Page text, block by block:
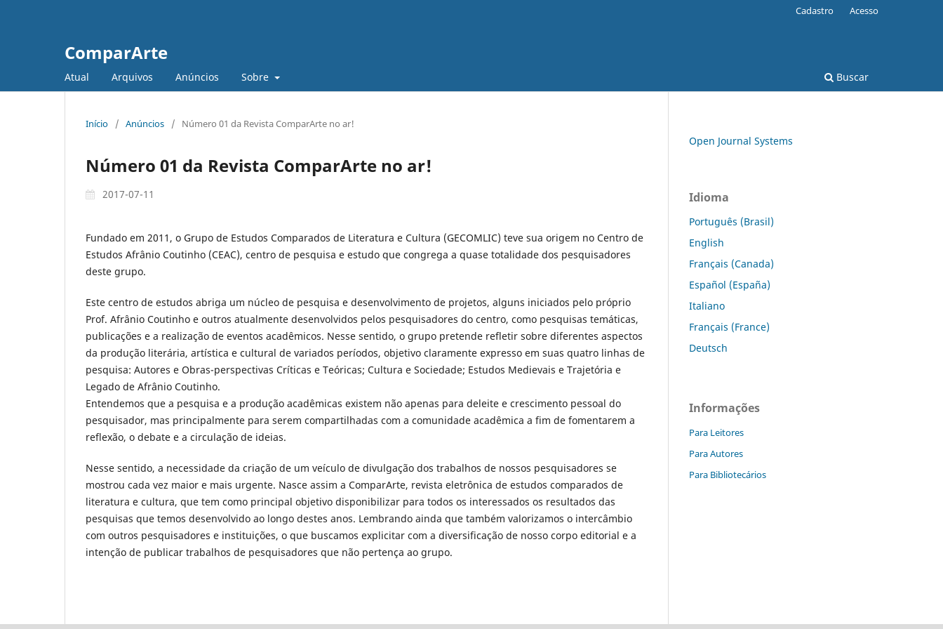
ComparArte
Atual Arquivos Anúncios Sobre Buscar
Cadastro Acesso
Início / Anúncios / Número 01 da Revista ComparArte no ar!
Número 01 da Revista ComparArte no ar!
2017-07-11
Fundado em 2011, o Grupo de Estudos Comparados de Literatura e Cultura (GECOMLIC) teve sua origem no Centro de
Estudos Afrânio Coutinho (CEAC), centro de pesquisa e estudo que congrega a quase totalidade dos pesquisadores
deste grupo.
Este centro de estudos abriga um núcleo de pesquisa e desenvolvimento de projetos, alguns iniciados pelo próprio
Prof. Afrânio Coutinho e outros atualmente desenvolvidos pelos pesquisadores do centro, como pesquisas temáticas,
publicações e a realização de eventos acadêmicos. Nesse sentido, o grupo pretende refletir sobre diferentes aspectos
da produção literária, artística e cultural de variados períodos, objetivo claramente expresso em suas quatro linhas de
pesquisa: Autores e Obras-perspectivas Críticas e Teóricas; Cultura e Sociedade; Estudos Medievais e Trajetória e
Legado de Afrânio Coutinho.
Entendemos que a pesquisa e a produção acadêmicas existem não apenas para deleite e crescimento pessoal do
pesquisador, mas principalmente para serem compartilhadas com a comunidade acadêmica a fim de fomentarem a
reflexão, o debate e a circulação de ideias.
Nesse sentido, a necessidade da criação de um veículo de divulgação dos trabalhos de nossos pesquisadores se
mostrou cada vez maior e mais urgente. Nasce assim a ComparArte, revista eletrônica de estudos comparados de
literatura e cultura, que tem como principal objetivo disponibilizar para todos os interessados os resultados das
pesquisas que temos desenvolvido ao longo destes anos. Lembrando ainda que também valorizamos o intercâmbio
com outros pesquisadores e instituições, o que buscamos explicitar com a diversificação de nosso corpo editorial e a
intenção de publicar trabalhos de pesquisadores que não pertença ao grupo.
Open Journal Systems
Idioma
Português (Brasil)
English
Français (Canada)
Español (España)
Italiano
Français (France)
Deutsch
Informações
Para Leitores
Para Autores
Para Bibliotecários